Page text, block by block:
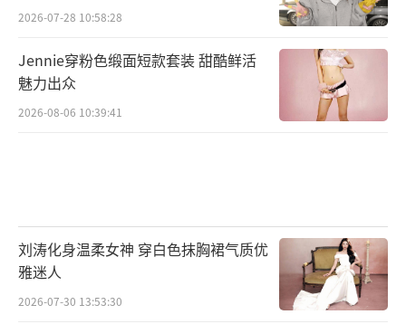
2026-07-28 10:58:28
Jennie穿粉色缎面短款套装 甜酷鲜活
魅力出众
2026-08-06 10:39:41
刘涛化身温柔女神 穿白色抹胸裙气质优
雅迷人
2026-07-30 13:53:30